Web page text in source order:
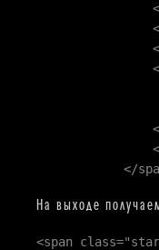
<input
<label
<?
<? for($i
<i
<i
</
<?
</
На выходе
<span